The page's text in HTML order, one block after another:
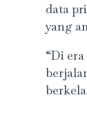
data
yang
“Di